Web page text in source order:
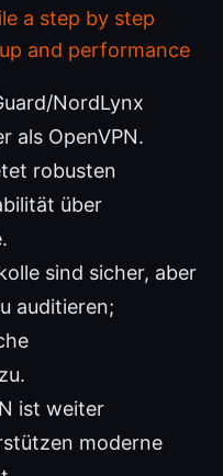
a step by step
and performance
NordLynx
als OpenVPN.
robusten
über
sind sicher, aber
auditieren;
ist weiter
moderne